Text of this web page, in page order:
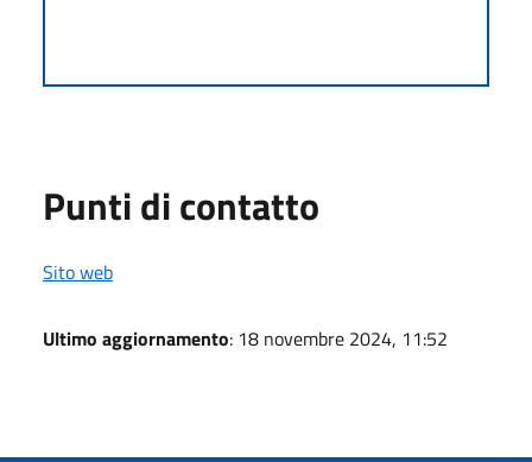
Punti di contatto
Sito web
Ultimo aggiornamento: 18 novembre 2024, 11:52